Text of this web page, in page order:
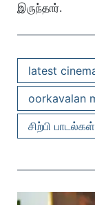
இருந்தார்.
latest
oorkavalan
சிற்பி பாடல்கள்